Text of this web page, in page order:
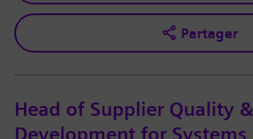
Partager
Head of Supplier Quality &